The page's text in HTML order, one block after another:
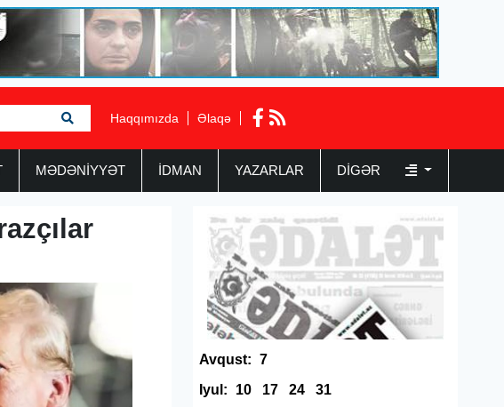
Haqqımızda Əlaqə
MƏDƏNİYYƏT İDMAN YAZARLAR DIGƏR
Avqust: 7
Iyul:
10 17 24 31